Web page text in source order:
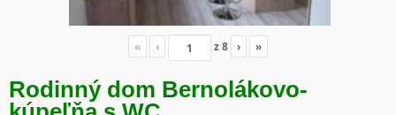
« ‹ z8 › »
Rodinný dom Bernolákovo-